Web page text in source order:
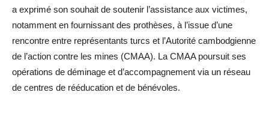
a exprimé son souhait de soutenir l’assistance aux victimes,
notamment en fournissant des prothèses, à l’issue d’une
rencontre entre représentants turcs et l’Autorité cambodgienne
de l’action contre les mines (CMAA). La CMAA poursuit ses
opérations de déminage et d’accompagnement via un réseau
de centres de rééducation et de bénévoles.